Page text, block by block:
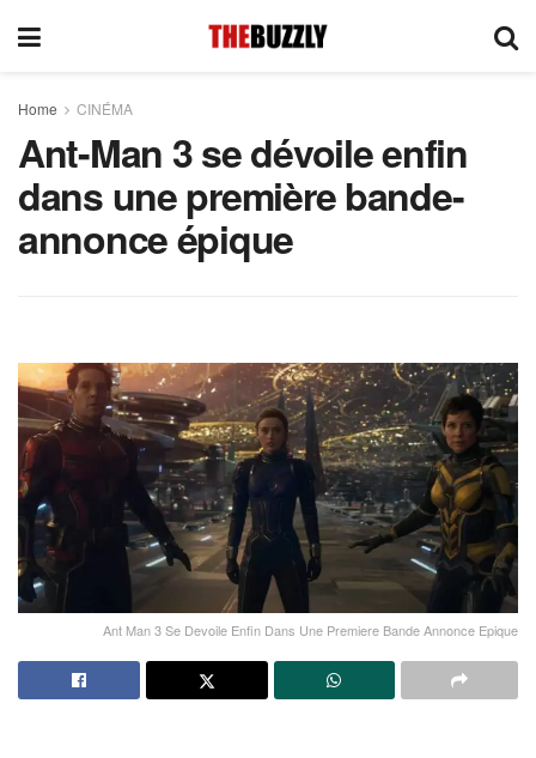
Home CINÉMA
Ant-Man 3 se dévoile enfin
dans une première bande-
annonce épique
Ant Man 3 Se Devoile Enfin Dans Une Premiere Bande Annonce Epique